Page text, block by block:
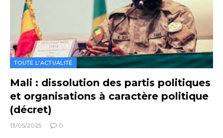
TOUTE L'ACTUALITÉ
Mali : dissolution des partis politiques
et organisations à caractère politique
(décret)
13/05/2025 0